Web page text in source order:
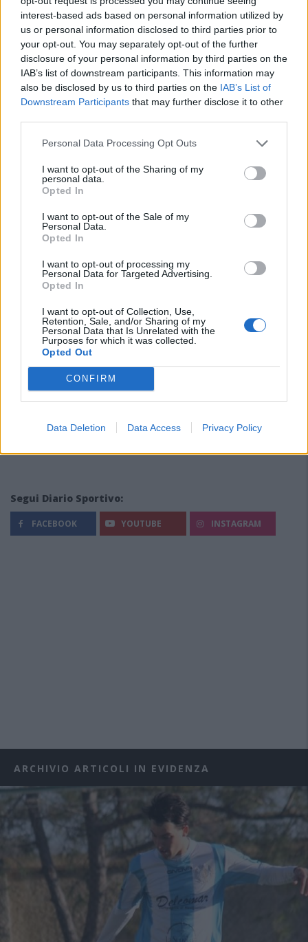
interest-based ads based on personal information utilized by
us or personal information disclosed to third parties prior to
your opt-out. You may separately opt-out of the further
disclosure of your personal information by third parties on the
IAB’s list of downstream participants. This information may
also be disclosed by us to third parties on the IAB’s List of
Downstream Participants that may further disclose it to other
Personal Data Processing Opt Outs
I want to opt-out of the Sharing of my
personal data.
Opted In
I want to opt-out of the Sale of my
Personal Data.
Opted In
I want to opt-out of processing my
Personal Data for Targeted Advertising.
Opted In
I want to opt-out of Collection, Use,
Retention, Sale, and/or Sharing of my
Personal Data that Is Unrelated with the
Purposes for which it was collected.
Opted Out
CONFIRM
Data Deletion Data Access Privacy Policy
Mascia, Sorgente, Lopes, Limberti e Cherchi
gli altri acquisti
8 Ago 2026
Il Monastir riparte dai pilastri Masia, Pinna e
Aloia, il primo acquisto è Loru
7 Ago 2026
giocatori della scorsa stagione
Carlucci, Bevilacqua, Solinas, Souare e Galic
7 Ago 2026
Segui Diario Sportivo:
FACEBOOK YOUTUBE INSTAGRAM
ARCHIVIO ARTICOLI IN EVIDENZA